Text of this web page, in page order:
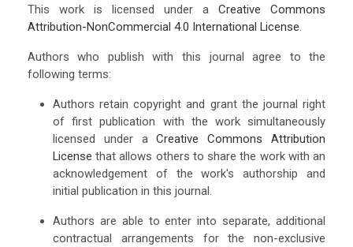
This work is licensed under aCreative Commons
Attribution-NonCommercial 4.0 International License.
Authors who publish with this journal agree to the
following terms:
Authors retain copyright and grant the journal right
of first publication with the work simultaneously
licensed under aCreative Commons Attribution
License that allows others to share the work with an
acknowledgement of the work's authorship and
initial publication in this journal.
Authors are able to enter into separate, additional
contractual arrangements for the non-exclusive